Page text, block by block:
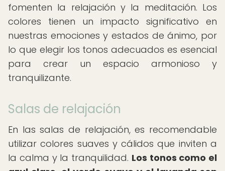
fomenten la relajación y la meditación. Los
colores tienen un impacto significativo en
nuestras emociones y estados de ánimo, por
lo que elegir los tonos adecuados es esencial
para crear un espacio armonioso y
tranquilizante.
Salas de relajación
En las salas de relajación, es recomendable
utilizar colores suaves y cálidos que inviten a
la calma y la tranquilidad. Los tonos como el